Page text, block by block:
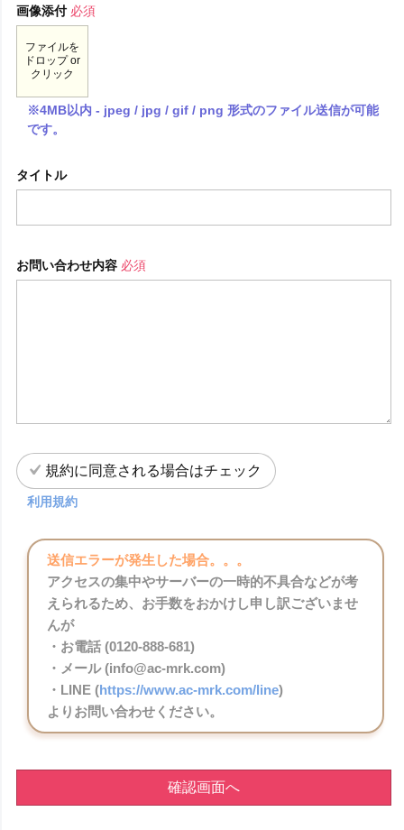
画像添付 必須
ファイルを
ドロップ or
クリック
※4MB以内 - jpeg / jpg / gif / png 形式のファイル送信が可能
です。
タイトル
お問い合わせ内容 必須
規約に同意される場合はチェック
利用規約
送信エラーが発生した場合。。。
アクセスの集中やサーバーの一時的不具合などが考
えられるため、お手数をおかけし申し訳ございませ
んが
・お電話 (0120-888-681)
・メール (info@ac-mrk.com)
・LINE (https://www.ac-mrk.com/line)
よりお問い合わせください。
確認画面へ